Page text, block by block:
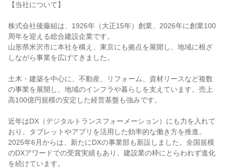
【当社について】
株式会社後藤組は、1926年（大正15年）創業、2026年に創業100
周年を迎える総合建設企業です。
山形県米沢市に本社を構え、東京にも拠点を展開し、地域に根ざ
しながら事業を広げてきました。
土木・建築を中心に、不動産、リフォーム、資材リースなど複数
の事業を展開し、地域のインフラや暮らしを支えています。売上
高100億円規模の安定した経営基盤も強みです。
近年はDX（デジタルトランスフォーメーション）にも力を入れて
おり、タブレットやアプリを活用した効率的な働き方を推進。
2025年6月からは、新たにDXの事業部も新設しました。全国規模
のDXアワードでの受賞実績もあり、建設業の枠にとらわれず進化
を続けています。